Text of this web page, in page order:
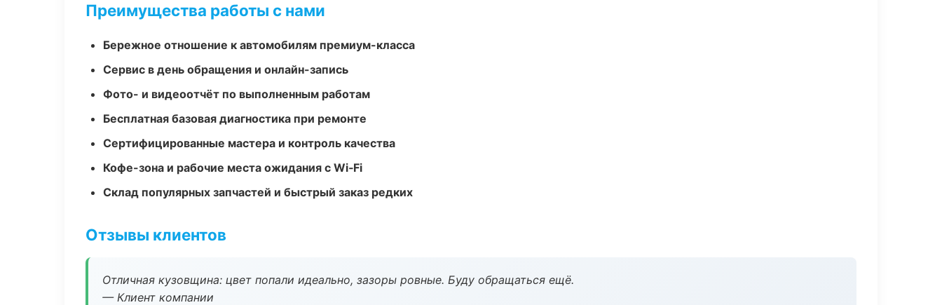
Преимущества работы с нами
Бережное отношение к автомобилям премиум-класса
Сервис в день обращения и онлайн-запись
Фото- и видеоотчёт по выполненным работам
Бесплатная базовая диагностика при ремонте
Сертифицированные мастера и контроль качества
Кофе-зона и рабочие места ожидания с Wi‑Fi
Склад популярных запчастей и быстрый заказ редких
Отзывы клиентов
Отличная кузовщина: цвет попали идеально, зазоры ровные. Буду обращаться ещё.
— Клиент компании